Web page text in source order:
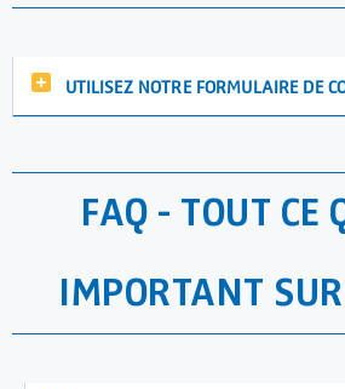
UTILISEZ NOTRE FORMULAIRE DE
FAQ - TOUT CE
IMPORTANT